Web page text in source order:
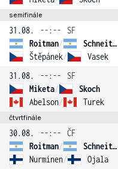
semifinále
31.08. --:--
SF
Roitman/
Schneiter (1)
Štěpánek/ Vasek
31.08.
--:--
SF
Miketa/
Skoch
Abelson/ Turek
čtvrtfinále
30.08. --:--
ČF
Roitman/
Schneiter (1)
Nurminen/ Ojala